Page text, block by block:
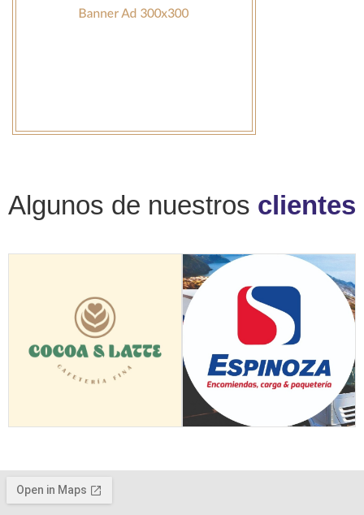
Algunos de nuestros clientes